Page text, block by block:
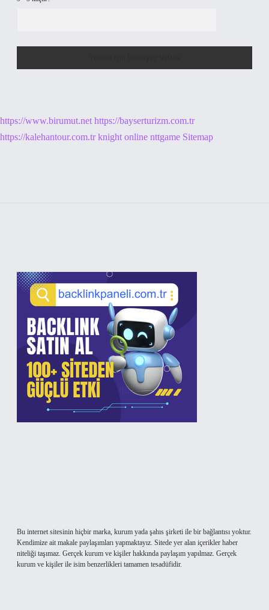
https://www.birumut.net https://bayserturizm.com.tr
https://kalehantour.com.tr knight online nttgame Sitemap
Bu internet sitesinin hiçbir marka, kurum yada şahıs şirketi ile bir bağlantısı yoktur.
Kendimize ait makale paylaşımları yapmaktayız. Sitede yer alan içerikler haber
niteliği taşımaz. Gerçek kurum ve kişiler hakkında paylaşım yapılmaz. Gerçek
kurum ve kişiler ile isim benzerlikleri tamamen tesadüfidir.